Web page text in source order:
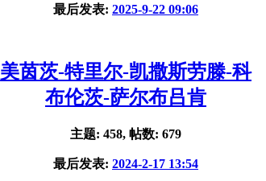
最后发表: 2025-9-22 09:06
美茵茨-特里尔-凯撒斯劳滕-科
布伦茨-萨尔布吕肯
主题: 458, 帖数: 679
最后发表: 2024-2-17 13:54